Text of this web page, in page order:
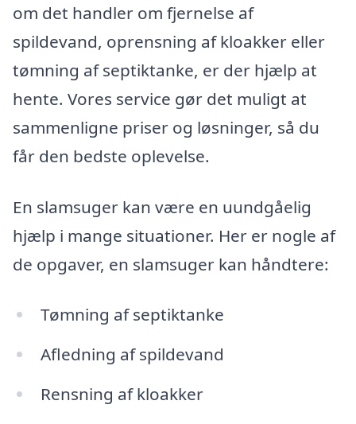
om det handler om fjernelse af
spildevand, oprensning af kloakker eller
tømning af septiktanke, er der hjælp at
hente. Vores service gør det muligt at
sammenligne priser og løsninger, så du
får den bedste oplevelse.
En slamsuger kan være en uundgåelig
hjælp i mange situationer. Her er nogle af
de opgaver, en slamsuger kan håndtere:
Tømning af septiktanke
Afledning af spildevand
Rensning af kloakker